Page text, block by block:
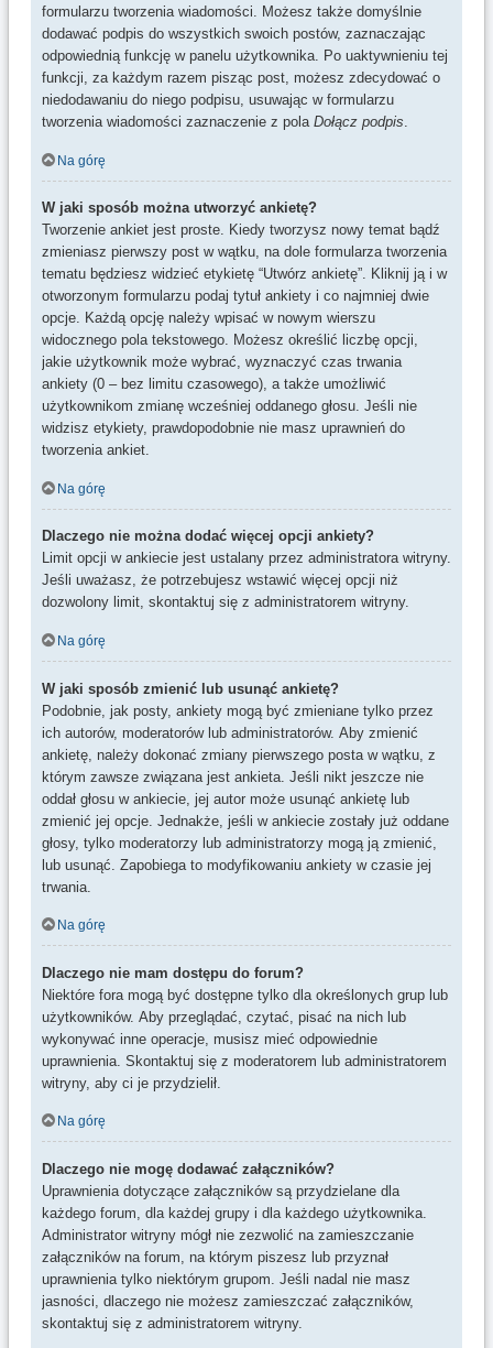
formularzu tworzenia wiadomości. Możesz także domyślnie
dodawać podpis do wszystkich swoich postów, zaznaczając
odpowiednią funkcję w panelu użytkownika. Po uaktywnieniu tej
funkcji, za każdym razem pisząc post, możesz zdecydować o
niedodawaniu do niego podpisu, usuwając w formularzu
tworzenia wiadomości zaznaczenie z pola Dołącz podpis.
Na górę
W jaki sposób można utworzyć ankietę?
Tworzenie ankiet jest proste. Kiedy tworzysz nowy temat bądź
zmieniasz pierwszy post w wątku, na dole formularza tworzenia
tematu będziesz widzieć etykietę “Utwórz ankietę”. Kliknij ją i w
otworzonym formularzu podaj tytuł ankiety i co najmniej dwie
opcje. Każdą opcję należy wpisać w nowym wierszu
widocznego pola tekstowego. Możesz określić liczbę opcji,
jakie użytkownik może wybrać, wyznaczyć czas trwania
ankiety (0 – bez limitu czasowego), a także umożliwić
użytkownikom zmianę wcześniej oddanego głosu. Jeśli nie
widzisz etykiety, prawdopodobnie nie masz uprawnień do
tworzenia ankiet.
Na górę
Dlaczego nie można dodać więcej opcji ankiety?
Limit opcji w ankiecie jest ustalany przez administratora witryny.
Jeśli uważasz, że potrzebujesz wstawić więcej opcji niż
dozwolony limit, skontaktuj się z administratorem witryny.
Na górę
W jaki sposób zmienić lub usunąć ankietę?
Podobnie, jak posty, ankiety mogą być zmieniane tylko przez
ich autorów, moderatorów lub administratorów. Aby zmienić
ankietę, należy dokonać zmiany pierwszego posta w wątku, z
którym zawsze związana jest ankieta. Jeśli nikt jeszcze nie
oddał głosu w ankiecie, jej autor może usunąć ankietę lub
zmienić jej opcje. Jednakże, jeśli w ankiecie zostały już oddane
głosy, tylko moderatorzy lub administratorzy mogą ją zmienić,
lub usunąć. Zapobiega to modyfikowaniu ankiety w czasie jej
trwania.
Na górę
Dlaczego nie mam dostępu do forum?
Niektóre fora mogą być dostępne tylko dla określonych grup lub
użytkowników. Aby przeglądać, czytać, pisać na nich lub
wykonywać inne operacje, musisz mieć odpowiednie
uprawnienia. Skontaktuj się z moderatorem lub administratorem
witryny, aby ci je przydzielił.
Na górę
Dlaczego nie mogę dodawać załączników?
Uprawnienia dotyczące załączników są przydzielane dla
każdego forum, dla każdej grupy i dla każdego użytkownika.
Administrator witryny mógł nie zezwolić na zamieszczanie
załączników na forum, na którym piszesz lub przyznał
uprawnienia tylko niektórym grupom. Jeśli nadal nie masz
jasności, dlaczego nie możesz zamieszczać załączników,
skontaktuj się z administratorem witryny.